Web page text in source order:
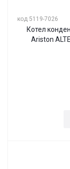
код 5119-7026
Котел
Ariston